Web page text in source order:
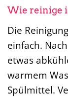
Wie reinige
Die
einfach.
etwas
warmem
Spülmittel.